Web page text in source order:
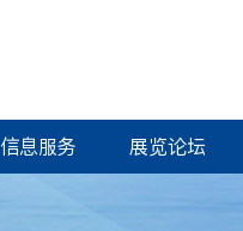
信息服务 展览论坛